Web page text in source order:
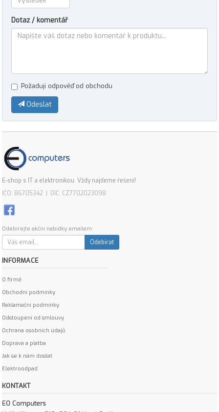
Dotaz / komentář
Požaduji odpověď od obchodu
Odeslat
E-shop s IT a elektronikou. Vždy najdeme řešení!
IČO: 86705342 | DIČ: CZ7702023098
Odebírejte akční nabídky emailem:
Odebírat
INFORMACE
O firmě
Obchodní podmínky
Reklamační podmínky
Odstoupení od smlouvy
Ochrana osobních údajů
Doprava a platba
Jak se k nám dostat
Elektroodpad
KONTAKT
EO Computers